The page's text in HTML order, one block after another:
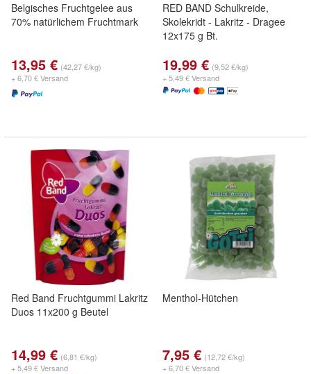
Belgisches Fruchtgelee aus
70% natürlichem Fruchtmark
13,95 € (42,27 €/kg)
+ 6,70 € Versand
RED BAND Schulkreide,
Skolekridt - Lakritz - Dragee
12x175 g Bt.
19,99 € (9,52 €/kg)
+ 5,49 € Versand
Red Band Fruchtgummi Lakritz
Duos 11x200 g Beutel
14,99 € (6,81 €/kg)
+ 5,49 € Versand
Menthol-Hütchen
7,95 € (12,72 €/kg)
+ 6,70 € Versand